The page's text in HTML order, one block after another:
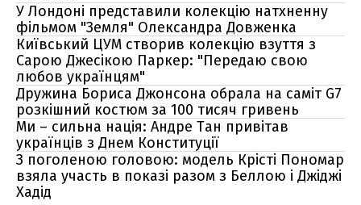
У Лондоні представили колекцію натхненну
фільмом "Земля" Олександра Довженка
Київський ЦУМ створив колекцію взуття з
Сарою Джесікою Паркер: "Передаю свою
любов українцям"
Дружина Бориса Джонсона обрала на саміт G7
розкішний костюм за 100 тисяч гривень
Ми – сильна нація: Андре Тан привітав
українців з Днем Конституції
З поголеною головою: модель Крісті Пономар
взяла участь в показі разом з Беллою і Джіджі
Хадід